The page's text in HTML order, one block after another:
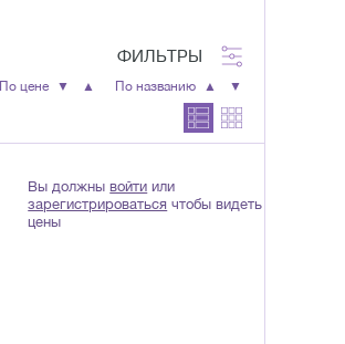
ФИЛЬТРЫ
По цене ▼ ▲ По названию ▲
▼
Вы должнывойти или
зарегистрироваться чтобы видеть
цены